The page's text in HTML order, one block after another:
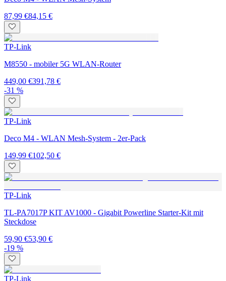
87,99 €84,15 €
TP-Link
M8550 - mobiler 5G WLAN-Router
449,00 €391,78 €
-31 %
TP-Link
Deco M4 - WLAN Mesh-System - 2er-Pack
149,99 €102,50 €
TP-Link
TL-PA7017P KIT AV1000 - Gigabit Powerline Starter-Kit mit
Steckdose
59,90 €53,90 €
-19 %
TP-Link